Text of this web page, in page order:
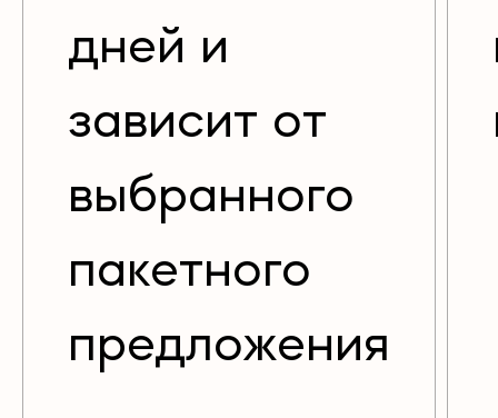
дней и
зависит от
выбранного
пакетного
предложения